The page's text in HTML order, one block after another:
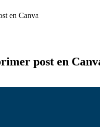
en Canva
post en